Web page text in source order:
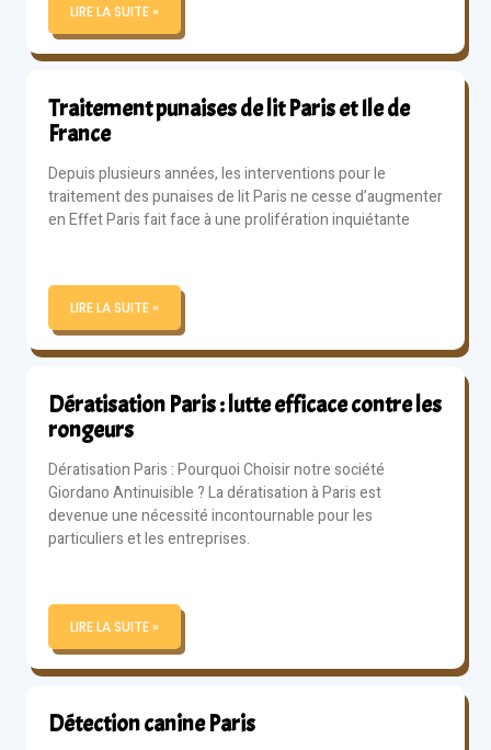
LIRE LA SUITE »
Traitement punaises de lit Paris et Ile de
France
Depuis plusieurs années, les interventions pour le
traitement des punaises de lit Paris ne cesse d’augmenter
en Effet Paris fait face à une prolifération inquiétante
LIRE LA SUITE »
Dératisation Paris : lutte efficace contre les
rongeurs
Dératisation Paris : Pourquoi Choisir notre société
Giordano Antinuisible ? La dératisation à Paris est
devenue une nécessité incontournable pour les
particuliers et les entreprises.
LIRE LA SUITE »
Détection canine Paris